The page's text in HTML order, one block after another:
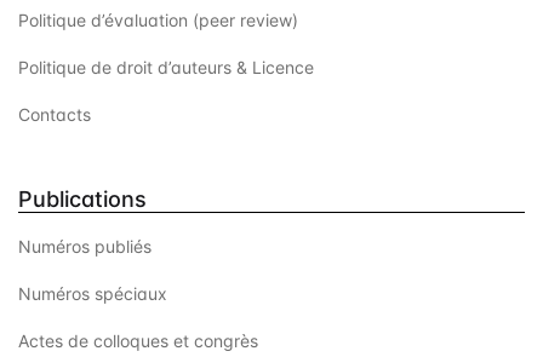
Politique d’évaluation (peer review)
Politique de droit d’auteurs & Licence
Contacts
Publications
Numéros publiés
Numéros spéciaux
Actes de colloques et congrès